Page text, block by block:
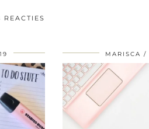
REACTIES
MARISCA